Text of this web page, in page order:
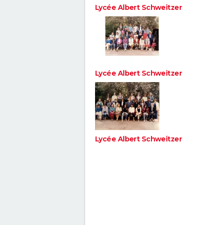
Lycée Albert Schweitzer
Lycée Albert Schweitzer
Lycée Albert Schweitzer